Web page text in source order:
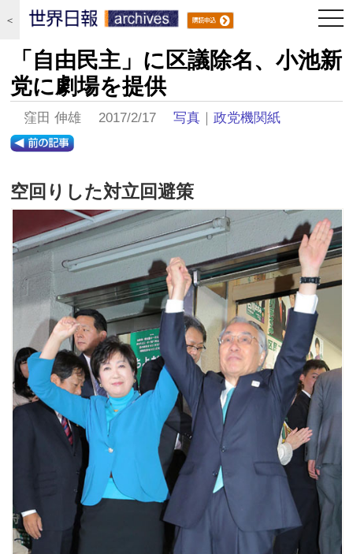
＜
「自由民主」に区議除名、小池新
党に劇場を提供
窪田 伸雄 2017/2/17写真 ｜政党機関紙
空回りした対立回避策